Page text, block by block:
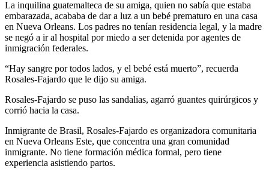
La inquilina guatemalteca de su amiga, quien no sabía que estaba
embarazada, acababa de dar a luz a un bebé prematuro en una casa
en Nueva Orleans. Los padres no tenían residencia legal, y la madre
se negó a ir al hospital por miedo a ser detenida por agentes de
inmigración federales.
“Hay sangre por todos lados, y el bebé está muerto”, recuerda
Rosales-Fajardo que le dijo su amiga.
Rosales-Fajardo se puso las sandalias, agarró guantes quirúrgicos y
corrió hacia la casa.
Inmigrante de Brasil, Rosales-Fajardo es organizadora comunitaria
en Nueva Orleans Este, que concentra una gran comunidad
inmigrante. No tiene formación médica formal, pero tiene
experiencia asistiendo partos.